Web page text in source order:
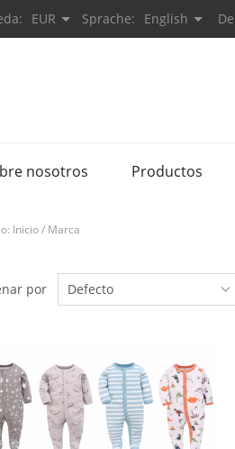
EUR Sprache: English
nosotros Productos
Inicio/ Marca
por Defecto